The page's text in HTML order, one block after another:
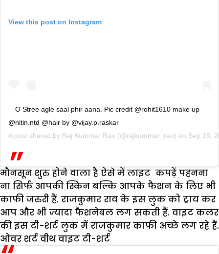
View this post on Instagram
O Stree agle saal phir aana. Pic credit @rohit1610 make up
@nitin.ntd @hair by @vijay.p.raskar
A post shared by Raj Kummar Rao (@rajkummar_rao) on Sep 15,
मौनसून शुरु होने वाला है ऐसे में लाइट कपड़ें पहनना
ना सिर्फ आपकी स्किन बल्कि आपके फैशन के लिए भी
काफी जरुरी हैं. राजकुमार राव के इस लुक को ट्राय कर
आप और भी ज्यादा फैशनेबल लग सकती हैं. वाइट कलर
की इस टी-शर्ट लुक में राजकुमार काफी अच्छे लग रहे हैं.
ओवर शर्ट वीथ वाइट टी-शर्ट